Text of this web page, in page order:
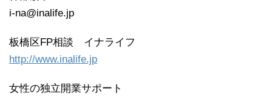
i-na@inalife.jp
板橋区FP相談 イナライフ
http://www.inalife.jp
女性の独立開業サポート